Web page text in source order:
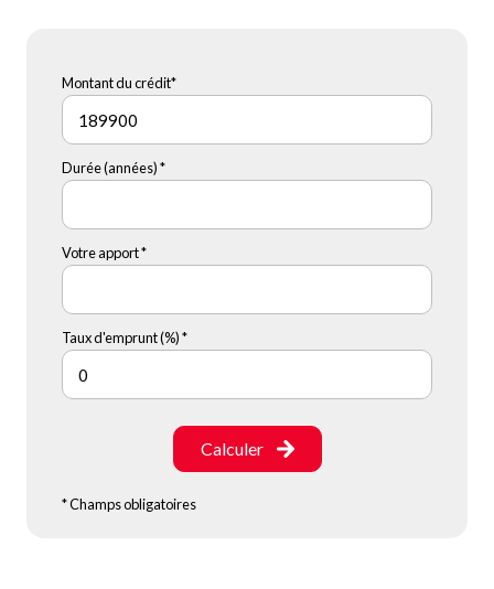
Montant du crédit*
Durée (années) *
Votre apport *
Taux d'emprunt (%) *
Calculer
* Champs obligatoires